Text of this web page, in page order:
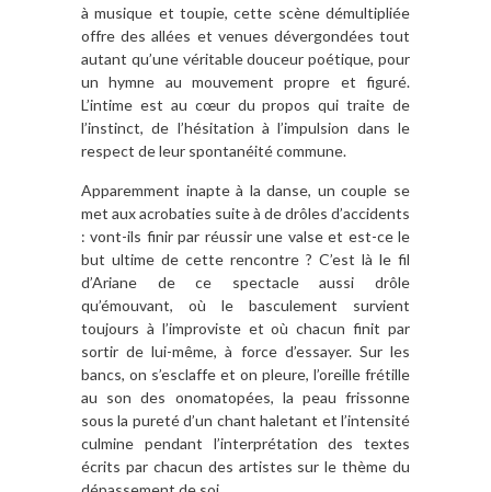
à musique et toupie, cette scène démultipliée
offre des allées et venues dévergondées tout
autant qu’une véritable douceur poétique, pour
un hymne au mouvement propre et figuré.
L’intime est au cœur du propos qui traite de
l’instinct, de l’hésitation à l’impulsion dans le
respect de leur spontanéité commune.
Apparemment inapte à la danse, un couple se
met aux acrobaties suite à de drôles d’accidents
: vont-ils finir par réussir une valse et est-ce le
but ultime de cette rencontre ? C’est là le fil
d’Ariane de ce spectacle aussi drôle
qu’émouvant, où le basculement survient
toujours à l’improviste et où chacun finit par
sortir de lui-même, à force d’essayer. Sur les
bancs, on s’esclaffe et on pleure, l’oreille frétille
au son des onomatopées, la peau frissonne
sous la pureté d’un chant haletant et l’intensité
culmine pendant l’interprétation des textes
écrits par chacun des artistes sur le thème du